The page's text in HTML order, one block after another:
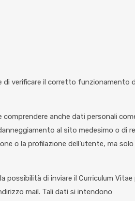
verificare il corretto funzionamento
anche dati personali
al sito medesimo o di
o la profilazione dell’utente, ma solo
possibilità di inviare il Curriculum Vitae
mail. Tali dati si intendono